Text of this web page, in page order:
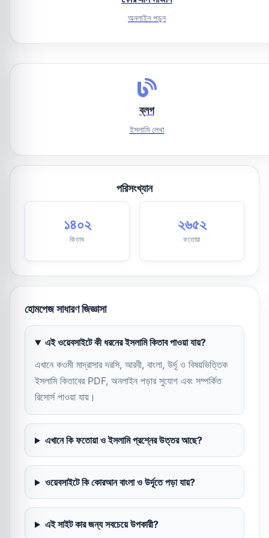
অনলাইন পড়ুন
ব্লগ
ইসলামি লেখা
পরিসংখ্যান
১৪০২
কিতাব
২৬৫২
ফতোয়া
হোমপেজ সাধারণ জিজ্ঞাসা
এই ওয়েবসাইটে কী ধরনের ইসলামি কিতাব পাওয়া যায়?
এখানে কওমী মাদ্রাসার দরসি, আরবী, বাংলা, উর্দূ ও বিষয়ভিত্তিক
ইসলামি কিতাবের PDF, অনলাইন পড়ার সুযোগ এবং সম্পর্কিত
রিসোর্স পাওয়া যায়।
এখানে কি ফতোয়া ও ইসলামি প্রশ্নের উত্তর আছে?
ওয়েবসাইটে কি কোরআন বাংলা ও উর্দূতে পড়া যায়?
এই সাইট কার জন্য সবচেয়ে উপকারী?